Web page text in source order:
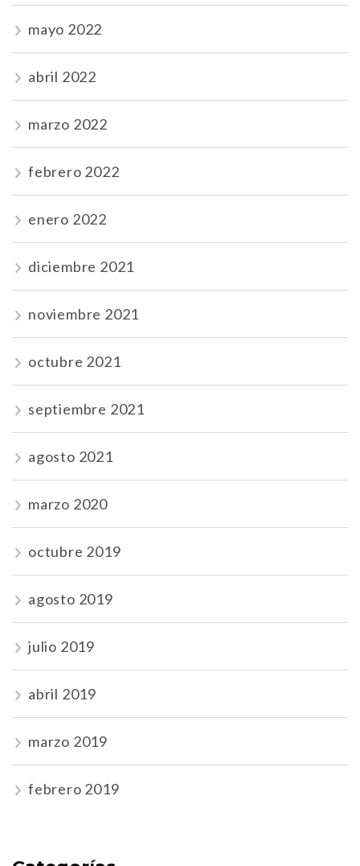
mayo 2022
abril 2022
marzo 2022
febrero 2022
enero 2022
diciembre 2021
noviembre 2021
octubre 2021
septiembre 2021
agosto 2021
marzo 2020
octubre 2019
agosto 2019
julio 2019
abril 2019
marzo 2019
febrero 2019